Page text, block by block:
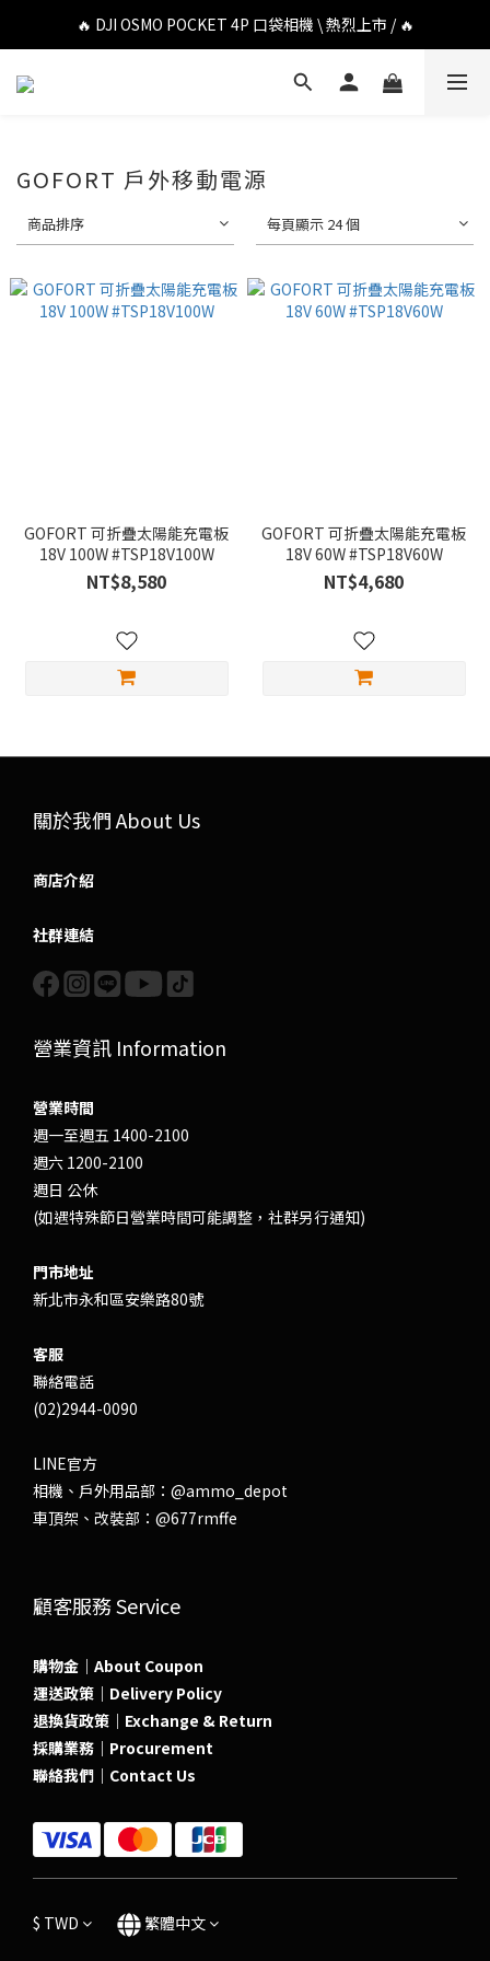
🔥 DJI OSMO POCKET 4P 口袋相機 \ 熱烈上市 / 🔥
🔥 DJI OSMO POCKET 4P 口袋相機 \ 熱烈上市 / 🔥
🔥 Insta360 Luna Ultra 雲台相機 \ 熱烈上市 / 🔥
🔥 DJI OSMO POCKET 4P 口袋相機 \ 熱烈上市 / 🔥
GOFORT 戶外移動電源
商品排序 每頁顯示 24 個
GOFORT 可折疊太陽能充電板
18V 100W #TSP18V100W
NT$8,580
GOFORT 可折疊太陽能充電板
18V 60W #TSP18V60W
NT$4,680
關於我們 About Us
商店介紹
社群連結
營業資訊 Information
營業時間
週一至週五 1400-2100
週六 1200-2100
週日 公休
(如遇特殊節日營業時間可能調整，社群另行通知)
門市地址
新北市永和區安樂路80號
客服
聯絡電話
(02)2944-0090
LINE官方
相機、戶外用品部： @ammo_depot
車頂架、改裝部： @677rmffe
顧客服務 Service
購物金｜About Coupon
運送政策｜Delivery Policy
退換貨政策｜Exchange & Return
採購業務｜Procurement
聯絡我們｜Contact Us
$ TWD 繁體中文